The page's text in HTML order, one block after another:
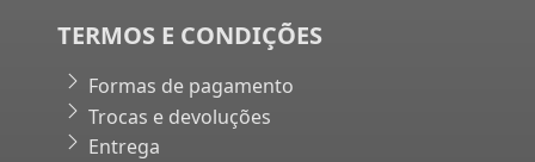
TERMOS E CONDIÇÕES
Formas de pagamento
Trocas e devoluções
Entrega